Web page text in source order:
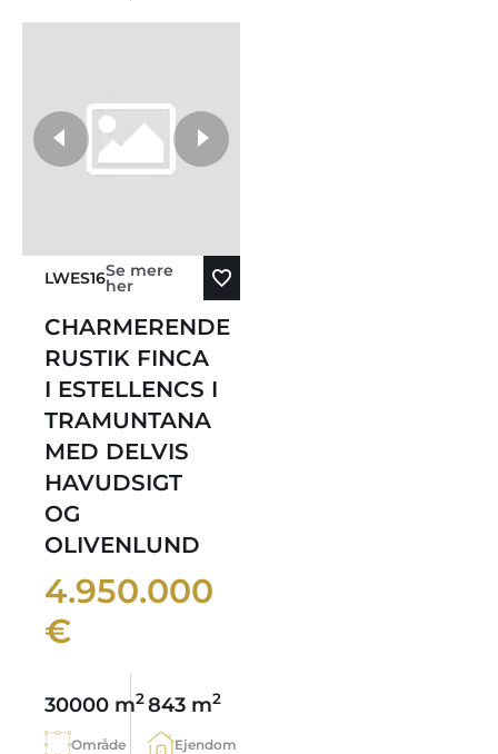
LWES16Se mere
her
CHARMERENDE
RUSTIK FINCA
I ESTELLENCS I
TRAMUNTANA
MED DELVIS
HAVUDSIGT
OG
OLIVENLUND
4.950.000
€
30000 m2
Område
843 m2
Ejendom